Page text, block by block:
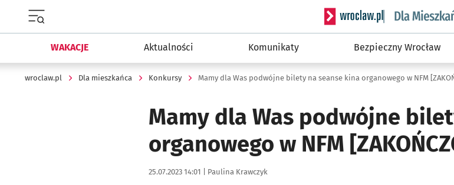
Serwis informacyjny
WAKACJE Aktualności Komunikaty Bezpieczny Wrocław
wroclaw.pl Dla mieszkańca Konkursy
Mamy dla Was podwójne
organowego w NFM
Data publikacji:
25.07.2023 14:01 | Autor:
Paulina Krawczyk